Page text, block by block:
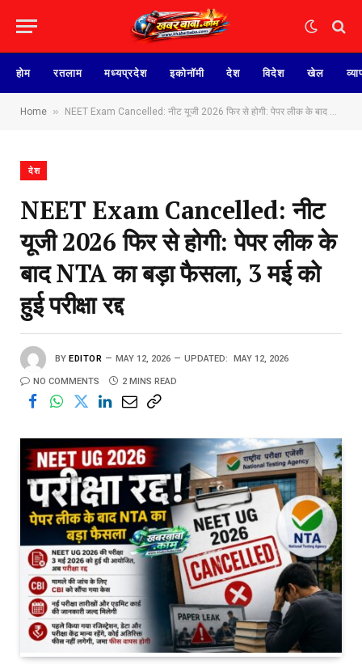
होम रतलाम मध्यप्रदेश इकोनॉमी देश विदेश खेल
Home » NEET Exam Cancelled: नीट यूजी 2026 फिर से होगी: पेपर लीक के बाद NTA का बड़ा फैसला, 3 मई को हुई परीक्षा रद्द
देश
NEET Exam Cancelled: नीट
यूजी 2026 फिर से होगी: पेपर लीक के
बाद NTA का बड़ा फैसला, 3 मई को
हुई परीक्षा रद्द
BY EDITOR MAY 12, 2026 UPDATED: MAY 12, 2026
NO COMMENTS 2 MINS READ